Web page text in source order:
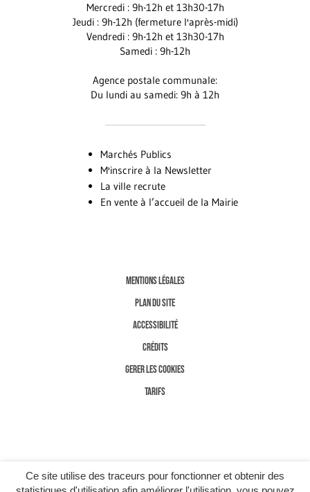
Ce site utilise des traceurs pour fonctionner et obtenir des
Mercredi : 9h-12h et 13h30-17h
Jeudi : 9h-12h (fermeture l'après-midi)
Vendredi : 9h-12h et 13h30-17h
Samedi : 9h-12h
Agence postale communale:
Du lundi au samedi: 9h à 12h
Marchés Publics
M'inscrire à la Newsletter
La ville recrute
En vente à l’accueil de la Mairie
MENTIONS LÉGALES
PLAN DU SITE
ACCESSIBILITÉ
CRÉDITS
GERER LES COOKIES
TARIFS